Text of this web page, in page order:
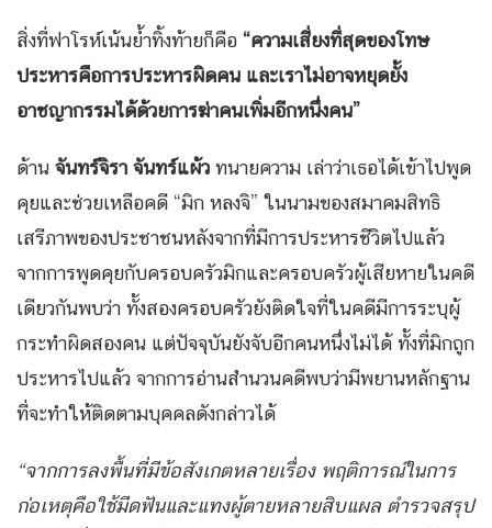
สิ่งที่ฟาโรห์เน้นย้ำทิ้งท้ายก็คือ “ความเสี่ยงที่สุดของโทษ
ประหารคือการประหารผิดคน และเราไม่อาจหยุดยั้ง
อาชญากรรมได้ด้วยการฆ่าคนเพิ่มอีกหนึ่งคน”
ด้าน จันทร์จิรา จันทร์แผ้ว ทนายความ เล่าว่าเธอได้เข้าไปพูด
คุยและช่วยเหลือคดี “มิก หลงจิ” ในนามของสมาคมสิทธิ
เสรีภาพของประชาชนหลังจากที่มีการประหารชีวิตไปแล้ว
จากการพูดคุยกับครอบครัวมิกและครอบครัวผู้เสียหายในคดี
เดียวกันพบว่า ทั้งสองครอบครัวยังติดใจที่ในคดีมีการระบุผู้
กระทำผิดสองคน แต่ปัจจุบันยังจับอีกคนหนึ่งไม่ได้ ทั้งที่มิกถูก
ประหารไปแล้ว จากการอ่านสำนวนคดีพบว่ามีพยานหลักฐาน
ที่จะทำให้ติดตามบุคคลดังกล่าวได้
“จากการลงพื้นที่มีข้อสังเกตหลายเรื่อง พฤติการณ์ในการ
ก่อเหตุคือใช้มีดฟันและแทงผู้ตายหลายสิบแผล ตำรวจสรุป